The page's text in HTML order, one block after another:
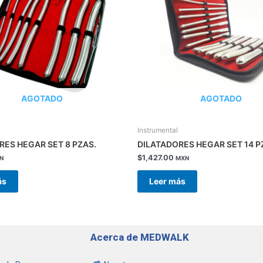
AGOTADO
HEGAR SET 8 PZAS.
AGOTADO
Instrumental
DILATADORES HEGAR SET 14
$1,427.00 MXN
Leer más
Acerca de MEDWALK